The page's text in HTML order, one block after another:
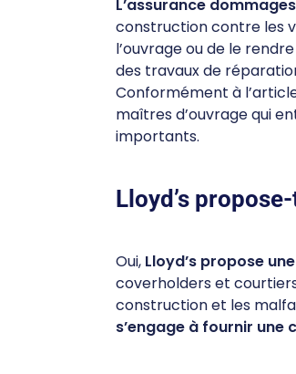
L’assurance
construction contre les
l’ouvrage ou de le
des travaux de
Conformément à
maîtres d’ouvrage qui
importants.
Lloyd’s
Oui, Lloyd’s propose
coverholders et
construction et les
s’engage à fournir